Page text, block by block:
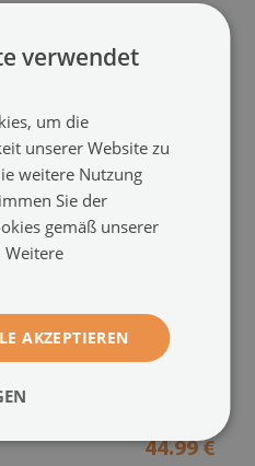
Leinwand-Bilder
Pusteblume Pflanzen
44.99 €
verwendet
um die
unserer Website zu
weitere Nutzung
Sie der
gemäß unserer
Weitere
AKZEPTIEREN